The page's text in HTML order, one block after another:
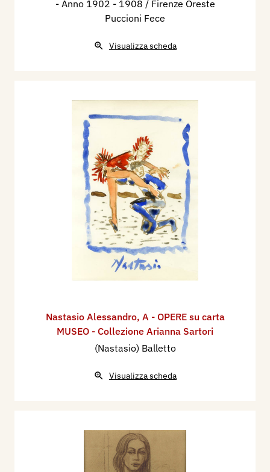
- Anno 1902 - 1908 / Firenze Oreste
Puccioni Fece
Visualizza scheda
Nastasio Alessandro, A - OPERE su carta
MUSEO - Collezione Arianna Sartori
(Nastasio) Balletto
Visualizza scheda